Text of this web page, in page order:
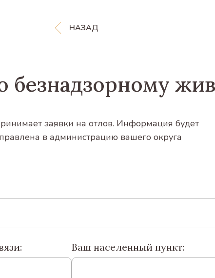
НАЗАД
безнадзорному
заявки на отлов. Информация будет
в администрацию вашего округа
Ваш населенный пункт: